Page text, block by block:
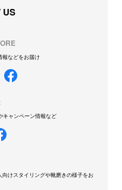
US
報などをお届け
キャンペーン情報など
けスタイリングや靴磨きの様子をお